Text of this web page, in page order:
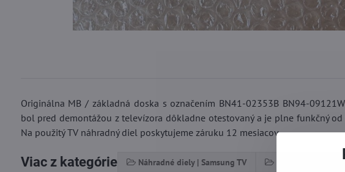
Originálna MB / základná doska s označením BN41-02353B BN94-
bol pred demontážou z televízora dôkladne otestovaný a je plne funkčný
Na použitý TV náhradný diel poskytujeme záruku 12 mesiacov.
Viac z kategórie Náhradné diely | Samsung TV Základné dosky |